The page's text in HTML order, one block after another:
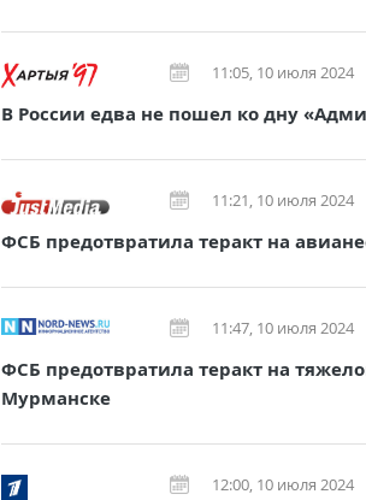
11:05, 10 июля 2024
В России едва не пошел ко дну
11:21, 10 июля 2024
ФСБ предотвратила теракт на
11:47, 10 июля 2024
ФСБ предотвратила теракт на
Мурманске
12:00, 10 июля 2024